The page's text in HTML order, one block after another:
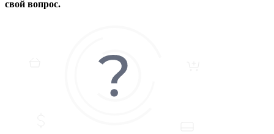
свой вопрос.